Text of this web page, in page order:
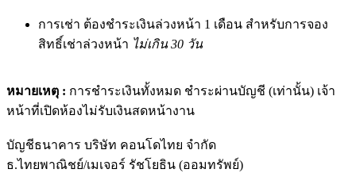
การเช่า ต้องชำระเงินล่วงหน้า 1 เดือน สำหรับการจอง
สิทธิ์เช่าล่วงหน้า ไม่เกิน 30 วัน
หมายเหตุ : การชำระเงินทั้งหมด ชำระผ่านบัญชี (เท่านั้น) เจ้า
หน้าที่เปิดห้องไม่รับเงินสดหน้างาน
บัญชีธนาคาร บริษัท คอนโดไทย จำกัด
ธ.ไทยพาณิชย์/เมเจอร์ รัชโยธิน (ออมทรัพย์)